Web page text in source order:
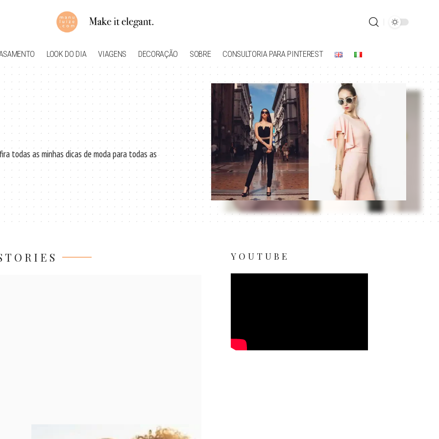
LOOK DO DIA VIAGENS DECORAÇÃO SOBRE CONSULTORIA PARA PINTEREST
todas as minhas dicas de moda para todas as
YOUTUBE